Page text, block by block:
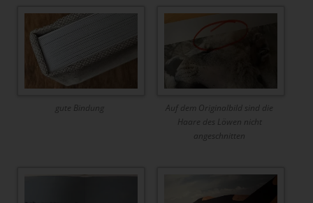
gute Bindung
Auf dem Originalbild sind die
Haare des Löwen nicht
angeschnitten